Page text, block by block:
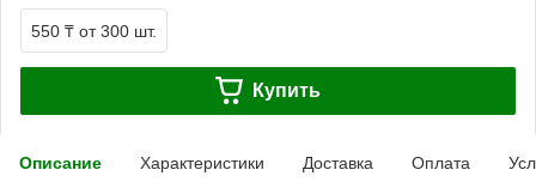
550 ₸ от 300 шт.
Купить
Описание Характеристики Доставка Оплата